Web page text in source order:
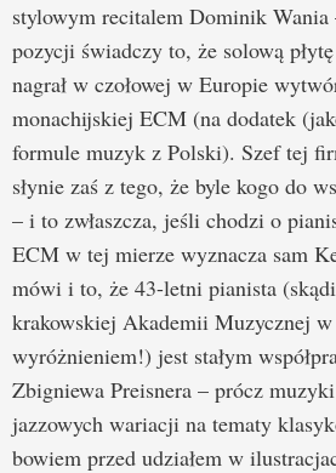
stylowym recitalem Dominik
pozycji świadczy to, że solową płytę
nagrał w czołowej w Europie
monachijskiej ECM (na dodatek
formule muzyk z Polski). Szef tej
słynie zaś z tego, że byle kogo do
– i to zwłaszcza, jeśli chodzi o
ECM w tej mierze wyznacza sam
mówi i to, że 43-letni pianista
krakowskiej Akademii Muzycznej
wyróżnieniem!) jest stałym
Zbigniewa Preisnera – prócz
jazzowych wariacji na tematy
bowiem przed udziałem w